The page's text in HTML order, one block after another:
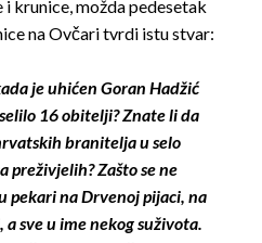
krunice, možda pedesetak
na Ovčari tvrdi istu stvar:
je uhićen Goran Hadžić
16 obitelji? Znate li da
branitelja u selo
preživjelih? Zašto se ne
pekari na Drvenoj pijaci, na
sve u ime nekog suživota.